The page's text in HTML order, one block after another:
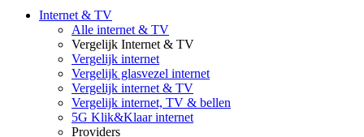
Internet & TV
Alle internet & TV
Vergelijk Internet & TV
Vergelijk internet
Vergelijk glasvezel internet
Vergelijk internet & TV
Vergelijk internet, TV & bellen
5G Klik&Klaar internet
Providers